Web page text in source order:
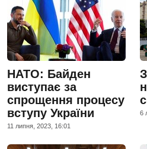
НАТО: Байден
виступає за
спрощення процесу
вступу України
11 липня, 2023, 16:01
6